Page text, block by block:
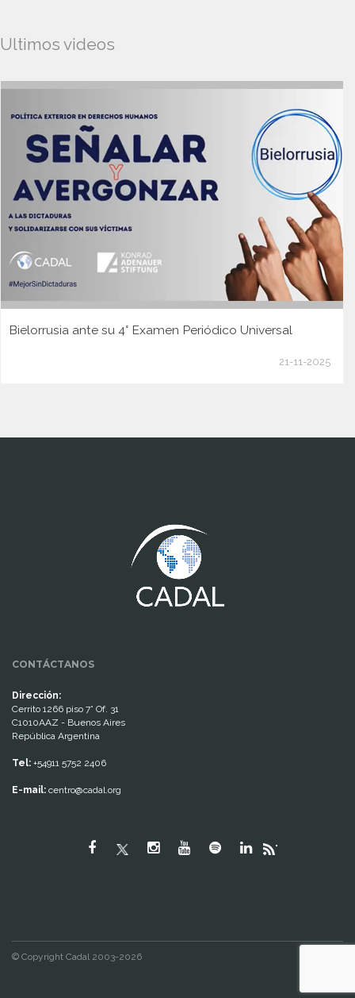
Ultimos videos
Bielorrusia ante su 4° Examen Periódico Universal
21-11-2025
CONTÁCTANOS
Dirección:
Cerrito 1266 piso 7° Of. 31
C1010AAZ - Buenos Aires
República Argentina
Tel: +54911 5752 2406
E-mail: centro@cadal.org
"
© Copyright Cadal 2003-2026